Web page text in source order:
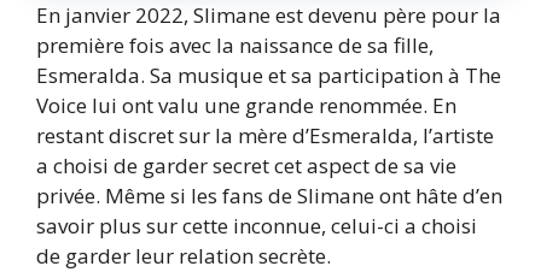
En janvier 2022, Slimane est devenu père pour la
première fois avec la naissance de sa fille,
Esmeralda. Sa musique et sa participation à The
Voice lui ont valu une grande renommée. En
restant discret sur la mère d’Esmeralda, l’artiste
a choisi de garder secret cet aspect de sa vie
privée. Même si les fans de Slimane ont hâte d’en
savoir plus sur cette inconnue, celui-ci a choisi
de garder leur relation secrète.